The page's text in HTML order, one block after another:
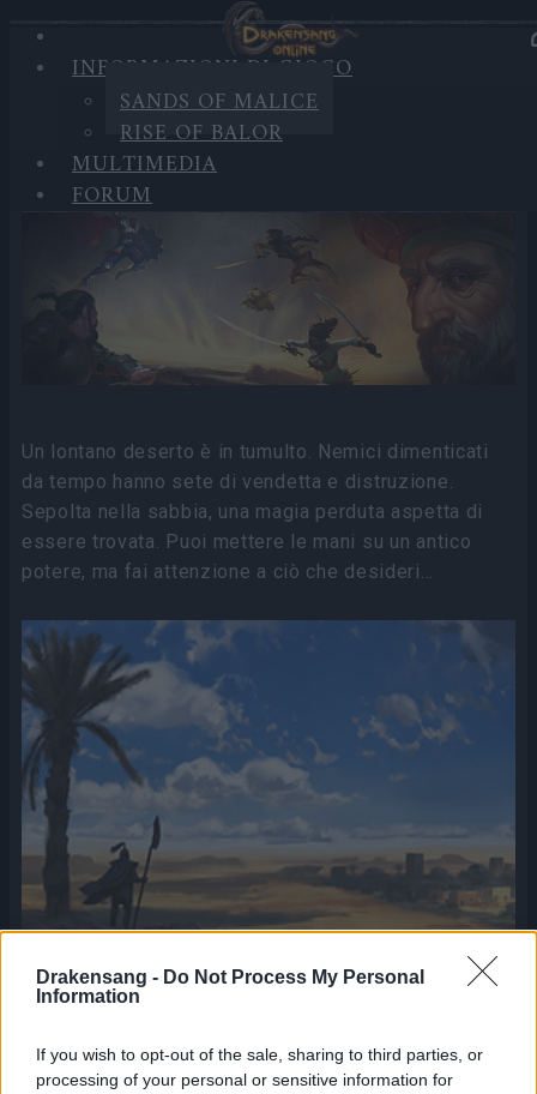
Drakensang - Do Not Process My Personal
Information
If you wish to opt-out of the sale, sharing to third parties, or
processing of your personal or sensitive information for
INFORMAZIONI DI GIOCO
SANDS OF MALICE
RISE OF BALOR
MULTIMEDIA
FORUM
INFORMAZIONI DI
GIOCO
Sands of Malice
Un lontano deserto è in tumulto. Nemici dimenticati
da tempo hanno sete di vendetta e distruzione.
Sepolta nella sabbia, una magia perduta aspetta di
essere trovata. Puoi mettere le mani su un antico
potere, ma fai attenzione a ciò che desideri…
Ambientata nei torridi deserti di Quizah, l'espansione
Sabbie del Male chiama i giocatori ad accorrere in